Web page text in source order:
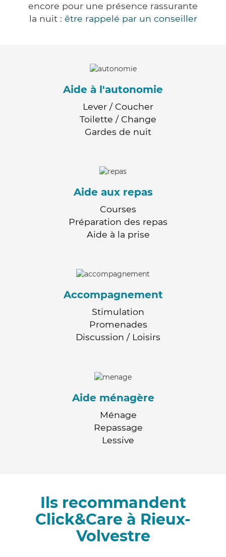
encore pour une présence rassurante
la nuit : être rappelé par un conseiller
Aide à l'autonomie
Lever / Coucher
Toilette / Change
Gardes de nuit
Aide aux repas
Courses
Préparation des repas
Aide à la prise
Accompagnement
Stimulation
Promenades
Discussion / Loisirs
Aide ménagère
Ménage
Repassage
Lessive
Ils recommandent
Click&Care à Rieux-
Volvestre